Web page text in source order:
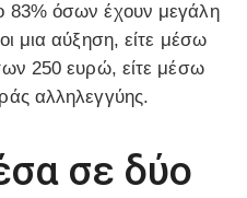
83% όσων έχουν μεγάλη
μια αύξηση, είτε μέσω
250 ευρώ, είτε μέσω
αλληλεγγύης.
σε δύο